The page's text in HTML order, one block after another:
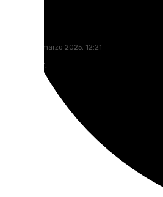
viernes, 21 marzo 2025, 12:21
Compartir: